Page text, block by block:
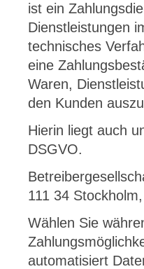
ist ein
Dienstleistungen
technisches
eine
Waren,
den Kunden
Hierin liegt auch
DSGVO.
111 34
Wählen Sie
automatisiert